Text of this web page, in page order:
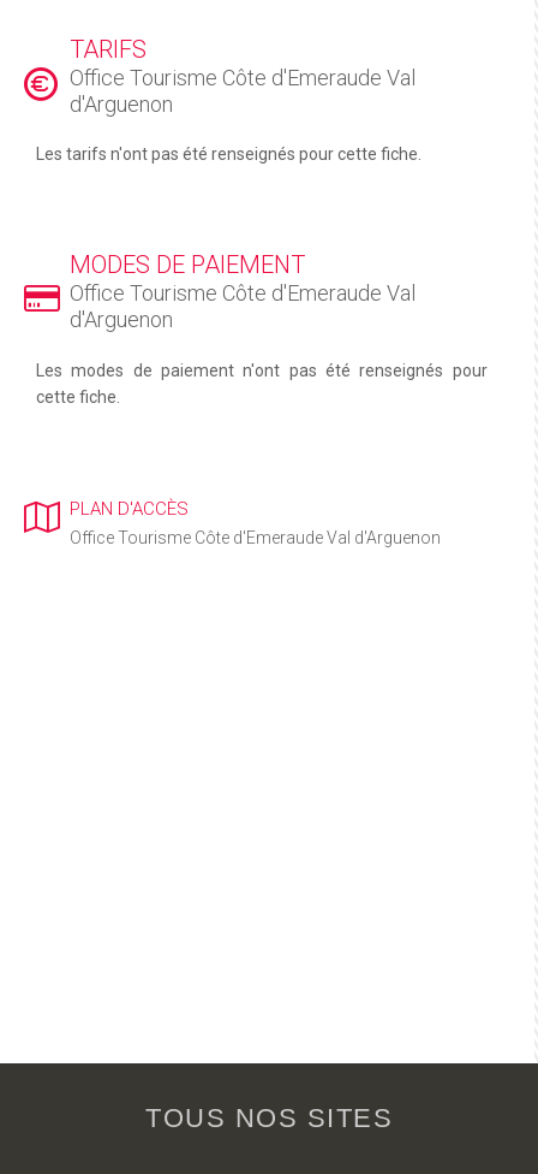
TARIFS
Office Tourisme Côte d'Emeraude Val
d'Arguenon
Les tarifs n'ont pas été renseignés pour cette fiche.
MODES DE PAIEMENT
Office Tourisme Côte d'Emeraude Val
d'Arguenon
Les modes de paiement n'ont pas été renseignés pour
cette fiche.
PLAN D'ACCÈS
Office Tourisme Côte d'Emeraude Val d'Arguenon
TOUS NOS SITES